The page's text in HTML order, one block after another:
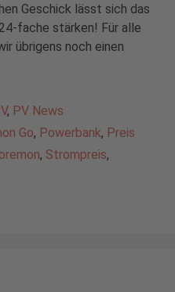
Geschick lässt sich das
fache stärken! Für alle
übrigens noch einen
, PV News
Go, Powerbank, Preis
, Strompreis,